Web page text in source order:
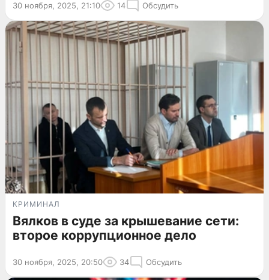
30 ноября, 2025, 21:10 14 Обсудить
КРИМИНАЛ
Вялков в суде за крышевание сети:
второе коррупционное дело
30 ноября, 2025, 20:50 34 Обсудить